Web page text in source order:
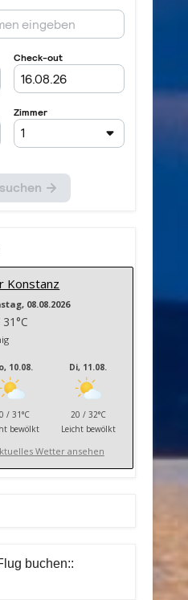
Konstanz
08.08.2026
10.08.
/ 31°C
bewölkt
Di, 11.08.
20 / 32°C
Leicht bewölkt
Wetter ansehen
buchen::